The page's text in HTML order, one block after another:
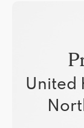
United